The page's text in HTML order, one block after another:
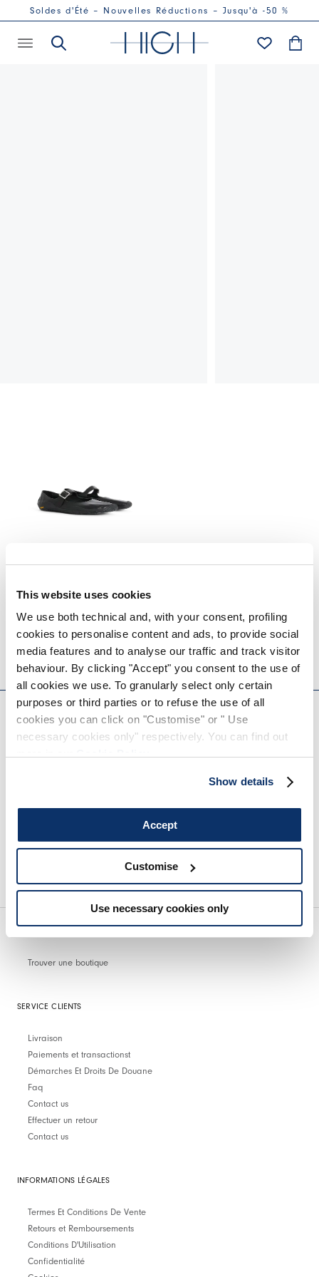
This website uses cookies
We use both technical and, with your consent, profiling
cookies to personalise content and ads, to provide social
media features and to analyse our traffic and track visitor
behaviour. By clicking "Accept" you consent to the use of
all cookies we use. To granularly select only certain
purposes or third parties or to refuse the use of all
cookies you can click on "Customise" or " Use
necessary cookies only" respectively. You can find out
Show details
Accept
Customise
Use necessary cookies only
Soldes d'Été – Nouvelles Réductions – Jusqu'à -50 %
HIGH
450,00 CHF270,00 CHF -40%
EVERYDAY COUTURE
S'INSCRIRE À NOTRE BULLETIN D'INFORMATION
Vous êtes invité à lire notre politique de confidentialité dans son intégralité.
Trouver une boutique
SERVICE CLIENTS
Livraison
Paiements et transactionst
Démarches Et Droits De Douane
Faq
Contact us
Effectuer un retour
Contact us
INFORMATIONS LÉGALES
Termes Et Conditions De Vente
Retours et Remboursements
Conditions D'Utilisation
Confidentialité